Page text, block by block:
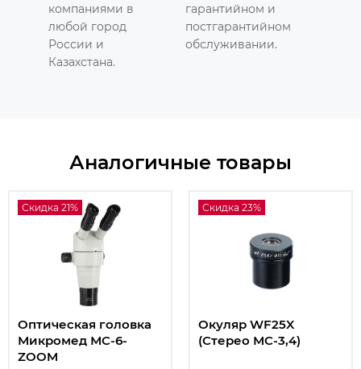
компаниями в
любой город
России и
Казахстана.
гарантийном и
постгарантийном
обслуживании.
Аналогичные товары
Скидка 21%
Оптическая головка
Микромед МС-6-
ZOOM
Скидка 23%
Окуляр WF25X
(Стерео МС-3,4)